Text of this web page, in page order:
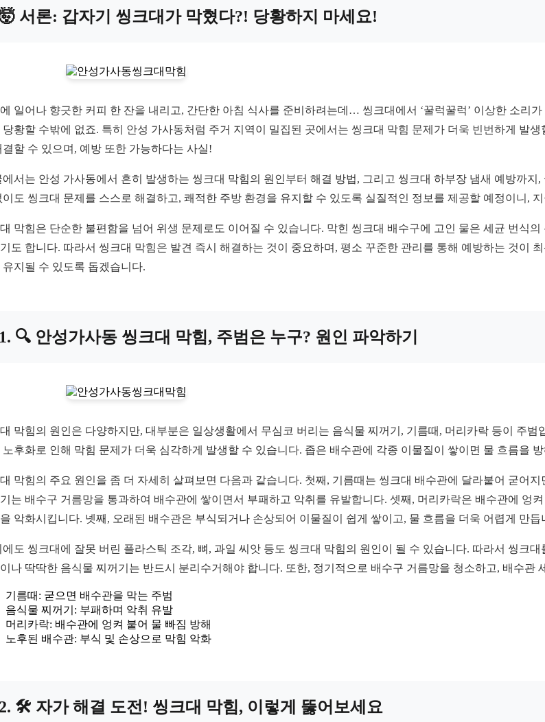
서론: 갑자기 씽크대가 막혔다?! 당황하지 마세요!
일어나 향긋한 커피 한 잔을 내리고, 간단한 아침 식사를 준비하려는데… 씽크대에서 ‘꿀럭꿀럭’ 이상한 소리
당황할 수밖에 없죠. 특히 안성 가사동처럼 주거 지역이 밀집된 곳에서는 씽크대 막힘 문제가 더욱 빈번하게 발
결할 수 있으며, 예방 또한 가능하다는 사실!
에서는 안성 가사동에서 흔히 발생하는 씽크대 막힘의 원인부터 해결 방법, 그리고 씽크대 하부장 냄새 예방까
이도 씽크대 문제를 스스로 해결하고, 쾌적한 주방 환경을 유지할 수 있도록 실질적인 정보를 제공할 예정이니,
막힘은 단순한 불편함을 넘어 위생 문제로도 이어질 수 있습니다. 막힌 씽크대 배수구에 고인 물은 세균 번식
도 합니다. 따라서 씽크대 막힘은 발견 즉시 해결하는 것이 중요하며, 평소 꾸준한 관리를 통해 예방하는 것이
유지될 수 있도록 돕겠습니다.
🔍 안성가사동 씽크대 막힘, 주범은 누구? 원인 파악하기
막힘의 원인은 다양하지만, 대부분은 일상생활에서 무심코 버리는 음식물 찌꺼기, 기름때, 머리카락 등이 주
노후화로 인해 막힘 문제가 더욱 심각하게 발생할 수 있습니다. 좁은 배수관에 각종 이물질이 쌓이면 물 흐름을
막힘의 주요 원인을 좀 더 자세히 살펴보면 다음과 같습니다. 첫째, 기름때는 씽크대 배수관에 달라붙어 굳어
는 배수구 거름망을 통과하여 배수관에 쌓이면서 부패하고 악취를 유발합니다. 셋째, 머리카락은 배수관에 엉
악화시킵니다. 넷째, 오래된 배수관은 부식되거나 손상되어 이물질이 쉽게 쌓이고, 물 흐름을 더욱 어렵게 만듭
에도 씽크대에 잘못 버린 플라스틱 조각, 뼈, 과일 씨앗 등도 씽크대 막힘의 원인이 될 수 있습니다. 따라서 씽크
나 딱딱한 음식물 찌꺼기는 반드시 분리수거해야 합니다. 또한, 정기적으로 배수구 거름망을 청소하고, 배수관
기름때: 굳으면 배수관을 막는 주범
음식물 찌꺼기: 부패하며 악취 유발
머리카락: 배수관에 엉켜 붙어 물 빠짐 방해
노후된 배수관: 부식 및 손상으로 막힘 악화
🛠️ 자가 해결 도전! 씽크대 막힘, 이렇게 뚫어보세요